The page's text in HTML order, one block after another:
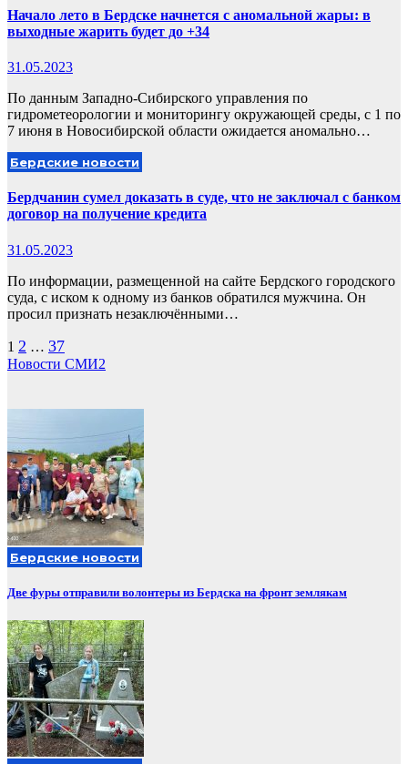
Начало лето в Бердске начнется с аномальной жары: в
выходные жарить будет до +34
31.05.2023
По данным Западно-Сибирского управления по
гидрометеорологии и мониторингу окружающей среды, с 1 по
7 июня в Новосибирской области ожидается аномально…
Бердские новости
Бердчанин сумел доказать в суде, что не заключал с банком
договор на получение кредита
31.05.2023
По информации, размещенной на сайте Бердского городского
суда, с иском к одному из банков обратился мужчина. Он
просил признать незаключёнными…
Пагинация
записей
1 2 … 37
Новости СМИ2
Бердские новости
Две фуры отправили волонтеры из Бердска на фронт землякам